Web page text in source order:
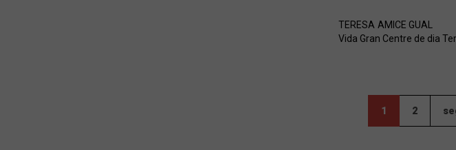
TERESA AMICE GUAL
Vida Gran Centre de dia
1 2